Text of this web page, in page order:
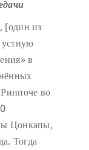
[один из
в
во
Цонкапы,
Тогда